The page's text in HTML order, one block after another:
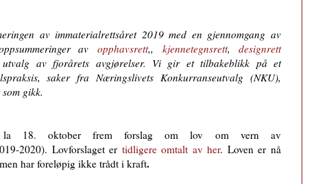
av immaterialrettsåret 2019 med en gjennomgang av
avopphavsrett,,kjennetegnsrett, designrett
av fjorårets avgjørelser. Vi gir et tilbakeblikk på et
saker fra Næringslivets Konkurranseutvalg (NKU),
gikk.
la 18. oktober frem forslag om lov om vern av
2020). Lovforslaget er tidligere omtalt av her. Loven er nå
har foreløpig ikke trådt i kraft.